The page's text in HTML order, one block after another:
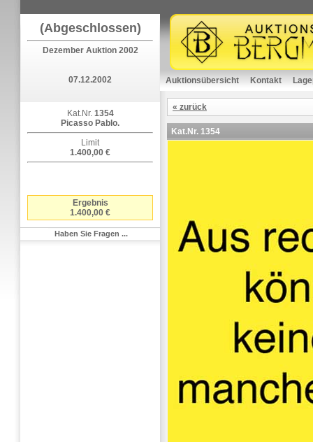
(Abgeschlossen)
Dezember Auktion 2002
07.12.2002
Kat.Nr. 1354
Picasso Pablo.
Limit
1.400,00 €
Ergebnis
1.400,00 €
Haben Sie Fragen ...
Auktionsübersicht Kontakt
« zurück
Kat.Nr. 1354